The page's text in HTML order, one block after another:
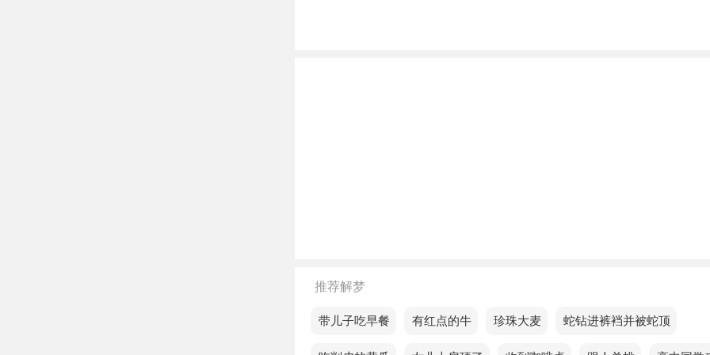
孕妇梦见粉红色的花很茂盛，预示如果你能真心对待自己的感情，
待对方，感情就会更加顺畅，也不容易被人破坏。
离异的人梦见粉红色的花很茂盛，说明你的爱情运势一般，缺乏
推荐解梦
梦见带儿子吃早餐梦见有红点的牛梦见珍珠大麦梦见蛇钻进裤裆并被蛇顶